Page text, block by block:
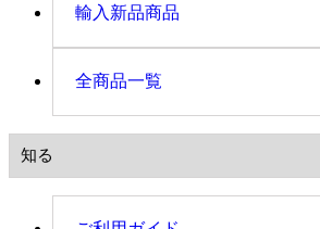
輸入新品商品
全商品一覧
知る